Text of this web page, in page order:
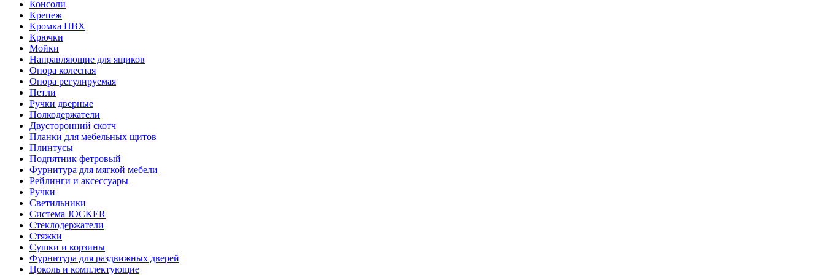
Консоли
Крепеж
Кромка ПВХ
Крючки
Мойки
Направляющие для ящиков
Опора колесная
Опора регулируемая
Петли
Ручки дверные
Полкодержатели
Двусторонний скотч
Планки для мебельных щитов
Плинтусы
Подпятник фетровый
Фурнитура для мягкой мебели
Рейлинги и аксессуары
Ручки
Светильники
Система JOCKER
Стеклодержатели
Стяжки
Сушки и корзины
Фурнитура для раздвижных дверей
Цоколь и комплектующие